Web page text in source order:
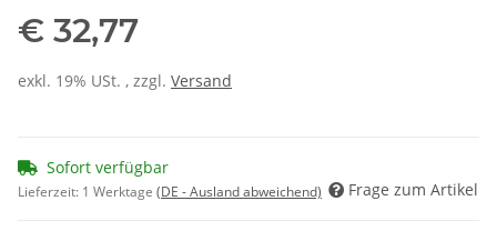
€ 32,77
exkl. 19% USt. , zzgl. Versand
Sofort verfügbar
Lieferzeit: 1 Werktage (DE - Ausland abweichend) Frage zum Artikel